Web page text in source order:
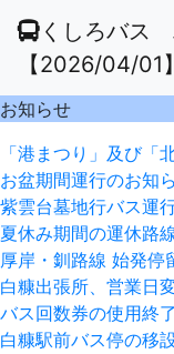
くしろバス
【2026/04/01
お知らせ
「港まつり」及び「
お盆期間運行のお知
紫雲台墓地行バス運
夏休み期間の運休路
厚岸・釧路線 始発停
白糠出張所、営業日
バス回数券の使用終
白糠駅前バス停の移